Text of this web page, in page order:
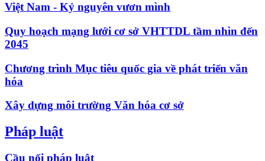
Việt Nam - Kỷ nguyên vươn mình
Quy hoạch mạng lưới cơ sở VHTTDL tầm nhìn đến
2045
Chương trình Mục tiêu quốc gia về phát triển văn
hóa
Xây dựng môi trường Văn hóa cơ sở
Pháp luật
Cầu nối pháp luật